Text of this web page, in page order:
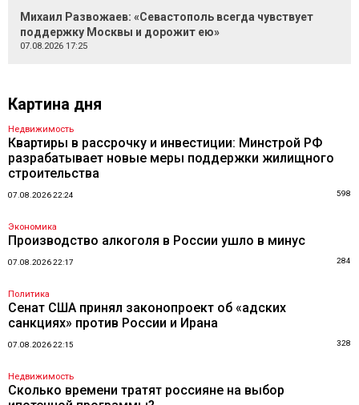
Михаил Развожаев: «Севастополь всегда чувствует
поддержку Москвы и дорожит ею»
07.08.2026 17:25
Картина дня
Недвижимость
Квартиры в рассрочку и инвестиции: Минстрой РФ
разрабатывает новые меры поддержки жилищного
строительства
07.08.2026 22:24 598
Экономика
Производство алкоголя в России ушло в минус
07.08.2026 22:17 284
Политика
Сенат США принял законопроект об «адских
санкциях» против России и Ирана
07.08.2026 22:15 328
Недвижимость
Сколько времени тратят россияне на выбор